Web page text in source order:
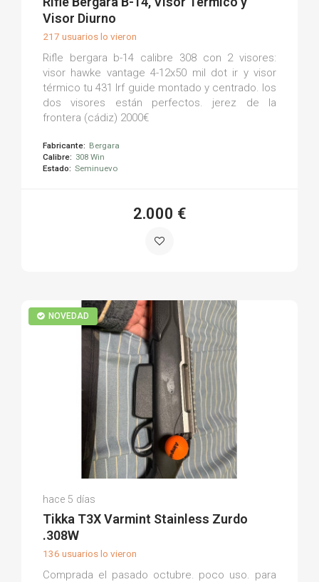
Visor Diurno
217 usuarios lo vieron
Rifle bergara b-14 calibre 308 con 2 visores:
visor hawke vantage 4-12x50 mil dot ir y visor
térmico tu 431 lrf guide montado y centrado. los
dos visores están perfectos. jerez de la
frontera (cádiz) 2000€
Fabricante: Bergara
Calibre: 308 Win
Estado: Seminuevo
2.000 €
NOVEDAD
Longguo P.
(0)
hace 5 días
Tikka T3X Varmint Stainless Zurdo
.308W
136 usuarios lo vieron
Comprada el pasado octubre. poco uso. para